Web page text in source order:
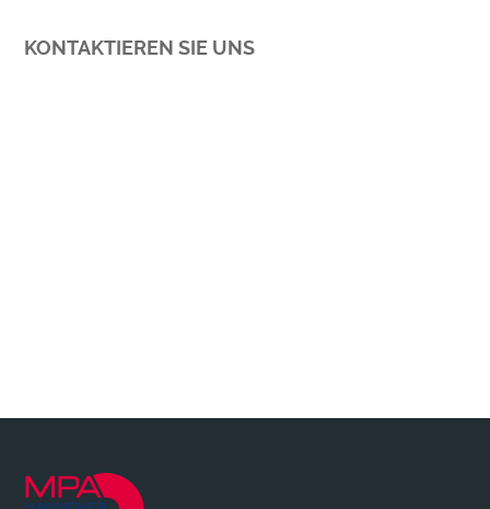
KONTAKTIEREN SIE UNS